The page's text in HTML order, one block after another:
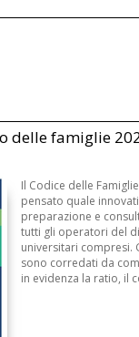
delle famiglie
Il Codice delle
pensato quale
preparazione e
tutti gli operatori del
universitari compresi.
sono corredati da
in evidenza la ratio, il